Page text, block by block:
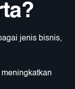
jenis bisnis,